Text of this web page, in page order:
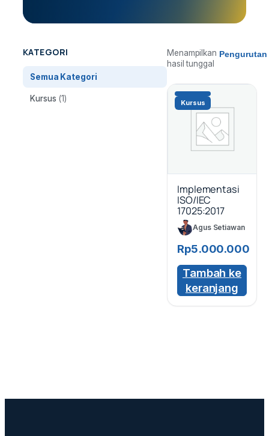
KATEGORI
Semua Kategori
Kursus (1)
Menampilkan
hasil tunggal
Kursus
Implementasi
ISO/IEC
17025:2017
Agus Setiawan
Rp5.000.000
Tambah ke
keranjang